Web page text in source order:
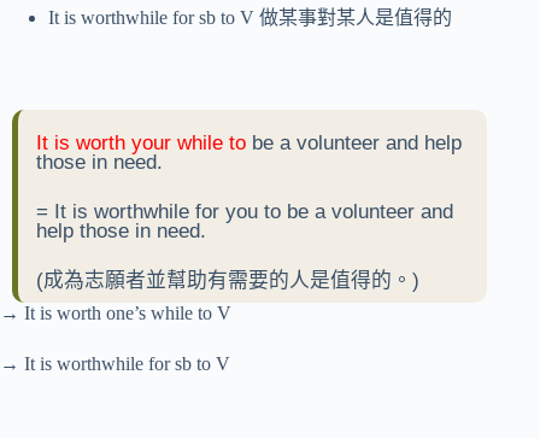
It is worthwhile for sb to V 做某事對某人是值得的
It is worth your while to be a volunteer and help
those in need.
= It is worthwhile for you to be a volunteer and
help those in need.
(成為志願者並幫助有需要的人是值得的。)
→ It is worth one’s while to V
→ It is worthwhile for sb to V